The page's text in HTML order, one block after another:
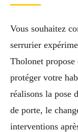
Vous souhaitez
serrurier
Tholonet propose
protéger votre
réalisons la pose
de porte, le
interventions